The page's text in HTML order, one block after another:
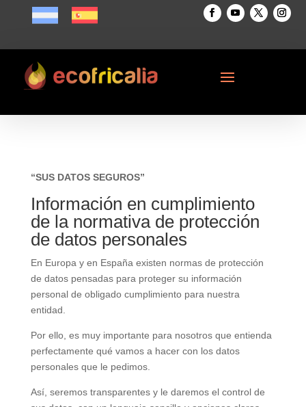
“SUS DATOS SEGUROS”
Información en cumplimiento
de la normativa de protección
de datos personales
En Europa y en España existen normas de protección
de datos pensadas para proteger su información
personal de obligado cumplimiento para nuestra
entidad.
Por ello, es muy importante para nosotros que entienda
perfectamente qué vamos a hacer con los datos
personales que le pedimos.
Así, seremos transparentes y le daremos el control de